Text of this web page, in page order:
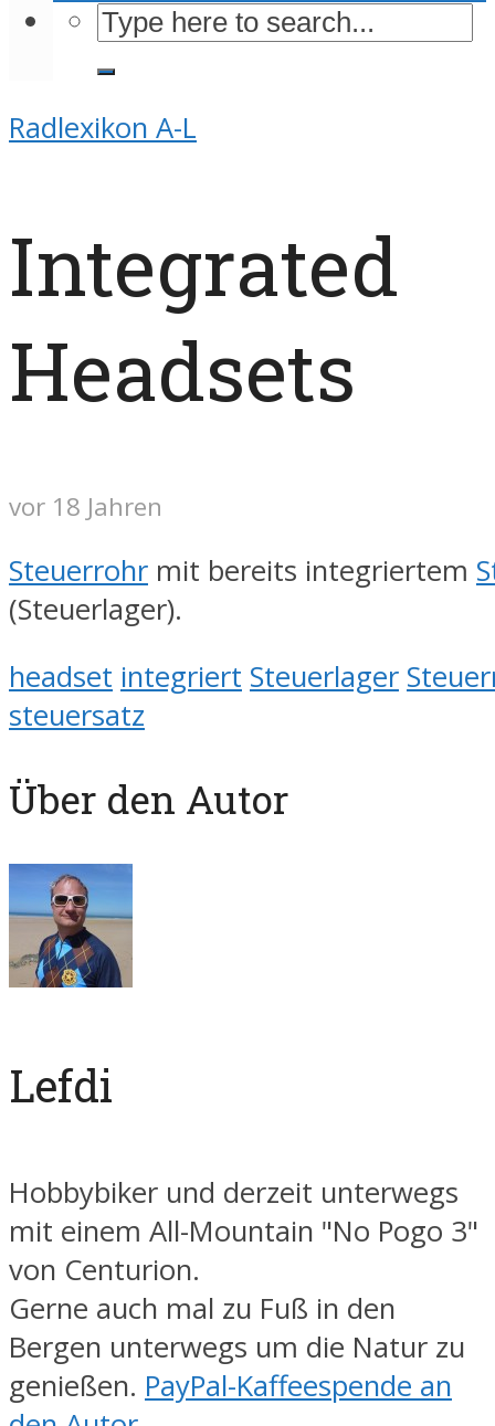
Radlexikon A-L
Integrated
Headsets
vor 18 Jahren
Steuerrohr mit bereits integriertem
(Steuerlager).
headset integriert Steuerlager
steuersatz
Über den Autor
Lefdi
Hobbybiker und derzeit unterwegs
mit einem All-Mountain "No Pogo 3"
von Centurion.
Gerne auch mal zu Fuß in den
Bergen unterwegs um die Natur zu
genießen. PayPal-Kaffeespende an